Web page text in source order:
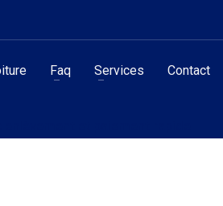
Faq Services Contact